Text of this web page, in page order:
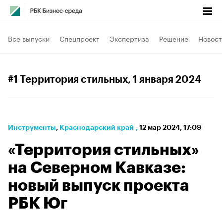
Все выпуски Спецпроект Экспертиза Решение
#1 Территория стильных, 1 января 2024
Инструменты⁠, Краснодарский край , 12 мар 2024, 17:09
«Территория стильных»
на Северном Кавказе:
новый выпуск проекта
РБК Юг